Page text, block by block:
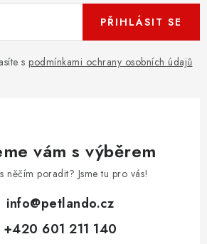
s podmínkami ochrany osobních údajů
PŘIHLÁSIT SE
vám s výběrem
něčím poradit? Jsme tu pro vás!
info@petlando.cz
+420 601 211 140